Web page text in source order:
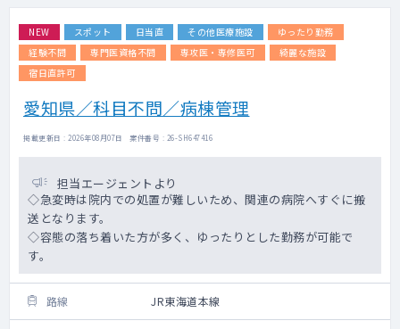
NEW スポット 日当直 その他医療施設
ゆったり勤務
経験不問
専門医資格不問 専攻医・専修医可
綺麗な施設
宿日直許可
愛知県／科目不問／病棟管理
掲載更新日 : 2026年08月07日 案件番号 : 26-SH647416
担当エージェントより
◇急変時は院内での処置が難しいため、関連の病院へすぐに搬
送となります。
◇容態の落ち着いた方が多く、ゆったりとした勤務が可能で
す。
路線 JR東海道本線